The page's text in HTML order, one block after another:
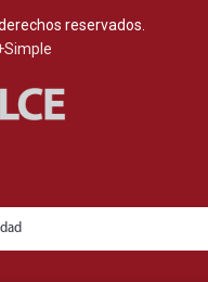
reservados.